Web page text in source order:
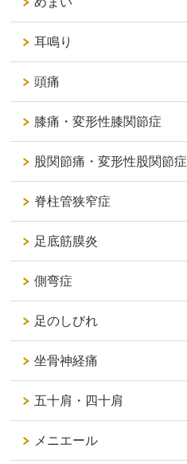
耳鳴り
頭痛
膝痛・変形性膝関節症
股関節痛・変形性股関節症
脊柱管狭窄症
足底筋膜炎
側弯症
足のしびれ
坐骨神経痛
五十肩・四十肩
メニエール